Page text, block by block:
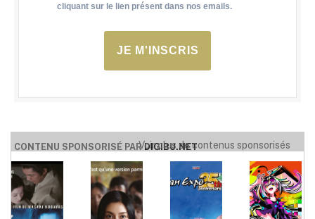
cliquant sur le lien présent dans nos emails.
JE M'INSCRIS
CONTENU SPONSORISÉ PARDIGIBU.NET
Voir plus de contenus sponsorisés